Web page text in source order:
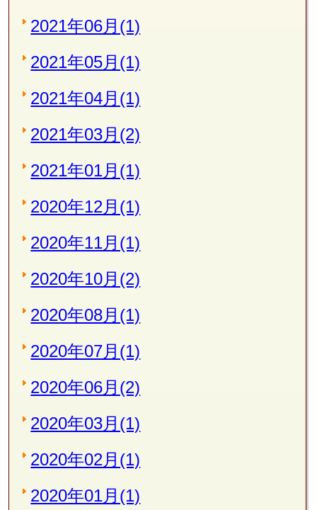
2021年06月(1)
2021年05月(1)
2021年04月(1)
2021年03月(2)
2021年01月(1)
2020年12月(1)
2020年11月(1)
2020年10月(2)
2020年08月(1)
2020年07月(1)
2020年06月(2)
2020年03月(1)
2020年02月(1)
2020年01月(1)